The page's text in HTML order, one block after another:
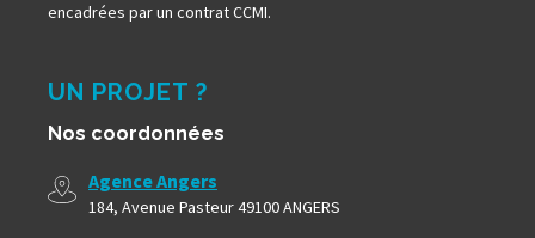
encadrées par un contrat CCMI.
UN PROJET ?
Nos coordonnées
Agence Angers
184, Avenue Pasteur 49100 ANGERS